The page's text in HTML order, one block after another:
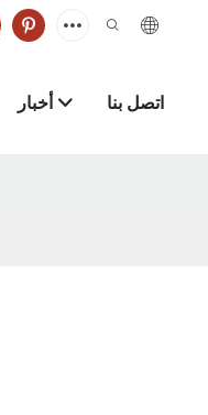
أخبار اتصل بنا